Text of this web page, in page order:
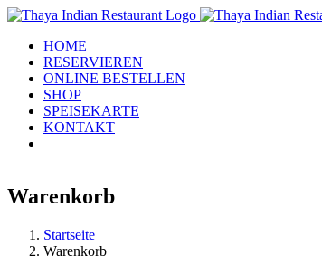
Zum
springenHOME
RESERVIEREN
ONLINE BESTELLEN
SHOP
SPEISEKARTE
KONTAKT
Warenkorb
Startseite
Warenkorb